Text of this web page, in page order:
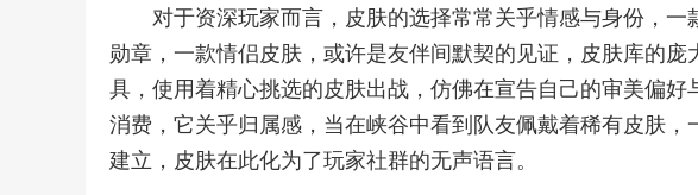
对于资深玩家而言，皮肤的选择常常关乎情感与身份，
勋章，一款情侣皮肤，或许是友伴间默契的见证，皮肤库的
具，使用着精心挑选的皮肤出战，仿佛在宣告自己的审美偏
消费，它关乎归属感，当在峡谷中看到队友佩戴着稀有皮肤
建立，皮肤在此化为了玩家社群的无声语言。